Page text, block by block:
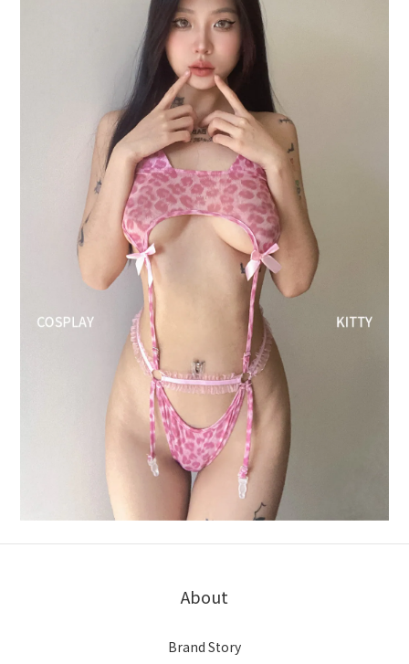
About
Brand Story